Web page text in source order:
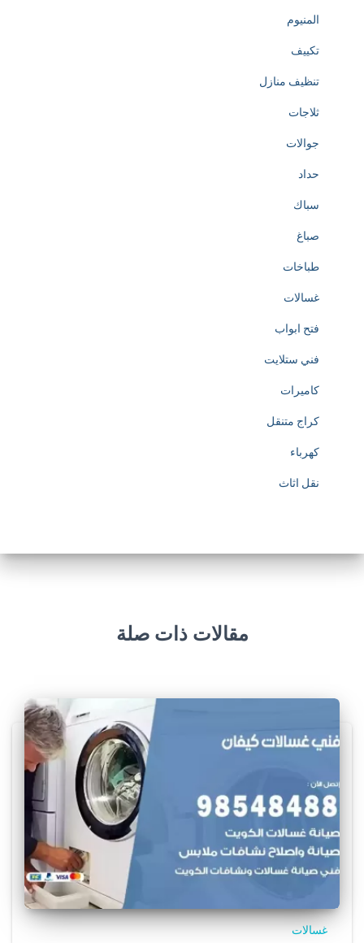
المنيوم
تكييف
تنظيف منازل
ثلاجات
جوالات
حداد
سباك
صباغ
طباخات
غسالات
فتح ابواب
فني ستلايت
كاميرات
كراج متنقل
كهرباء
نقل اثاث
مقالات ذات صلة
غسالات